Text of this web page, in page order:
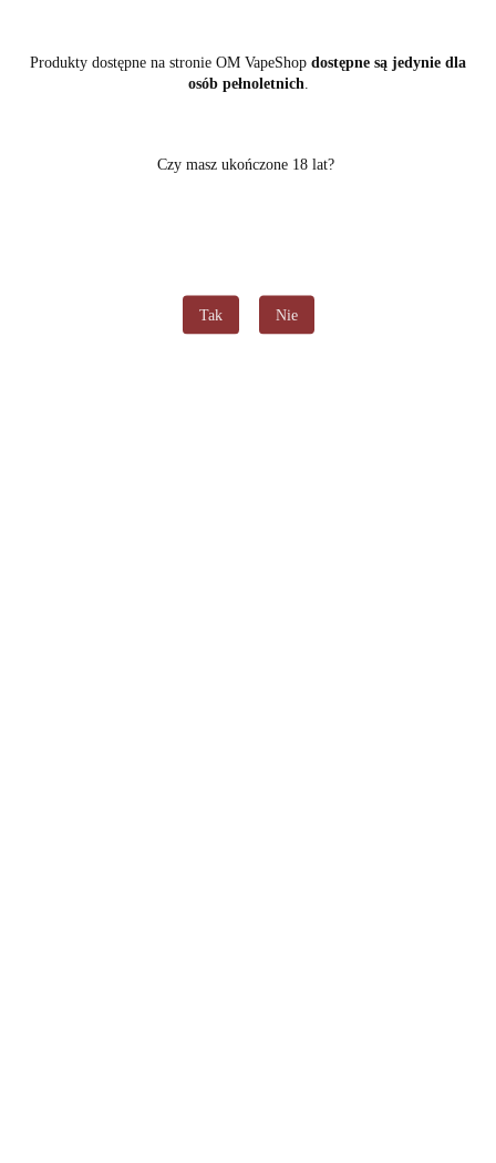
Produkty dostępne na stronie OM VapeShop dostępne są jedynie dla
osób pełnoletnich
Czy masz ukończone 18 lat?
Tak Nie